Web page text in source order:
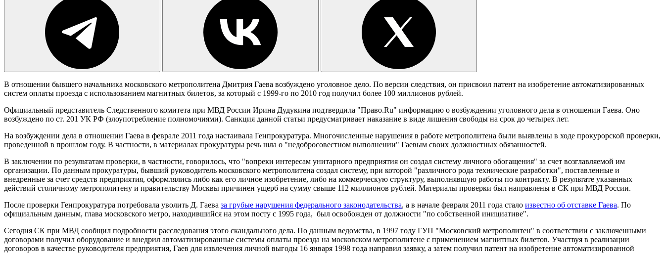
В отношении бывшего начальника московского метрополитена Дмитрия Гаева возбуждено уголовное дело. По версии следствия, он присвоил патент на изобретение автоматизированных
систем оплаты проезда с использованием магнитных билетов, за который с 1999-го по 2010 год получил более 100 миллионов рублей.
Официальный представитель Следственного комитета при МВД России Ирина Дудукина подтвердила "Право.Ru" информацию о возбуждении уголовного дела в отношении Гаева. Оно
возбуждено по ст. 201 УК РФ (злоупотребление полномочиями). Санкция данной статьи предусматривает наказание в виде лишения свободы на срок до четырех лет.
На возбуждении дела в отношении Гаева в феврале 2011 года настаивала Генпрокуратура. Многочисленные нарушения в работе метрополитена были выявлены в ходе прокурорской проверки,
проведенной в прошлом году. В частности, в материалах прокуратуры речь шла о "недобросовестном выполнении" Гаевым своих должностных обязанностей.
В заключении по результатам проверки, в частности, говорилось, что "вопреки интересам унитарного предприятия он создал систему личного обогащения" за счет возглавляемой им
организации. По данным прокуратуры, бывший руководитель московского метрополитена создал систему, при которой "различного рода технические разработки", поставленные и
внедренные за счет средств предприятия, оформлялись либо как его личное изобретение, либо на коммерческую структуру, выполнявшую работы по контракту. В результате указанных
действий столичному метрополитену и правительству Москвы причинен ущерб на сумму свыше 112 миллионов рублей. Материалы проверки был направлены в СК при МВД России.
После проверки Генпрокуратура потребовала уволить Д. Гаева за грубые нарушения федерального законодательства, а в начале февраля 2011 года стало известно об отставке Гаева. По
официальным данным, глава московского метро, находившийся на этом посту с 1995 года, был освобожден от должности "по собственной инициативе".
Сегодня СК при МВД сообщил подробности расследования этого скандального дела. По данным ведомства, в 1997 году ГУП "Московский метрополитен" в соответствии с заключенными
договорами получил оборудование и внедрил автоматизированные системы оплаты проезда на московском метрополитене с применением магнитных билетов. Участвуя в реализации
договоров в качестве руководителя предприятия, Гаев для извлечения личной выгоды 16 января 1998 года направил заявку, а затем получил патент на изобретение автоматизированной